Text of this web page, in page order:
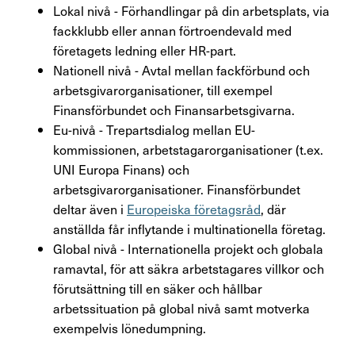
Lokal nivå - Förhandlingar på din arbetsplats, via
fackklubb eller annan förtroendevald med
företagets ledning eller HR-part.
Nationell nivå - Avtal mellan fackförbund och
arbetsgivarorganisationer, till exempel
Finansförbundet och Finansarbetsgivarna.
Eu-nivå - Trepartsdialog mellan EU-
kommissionen, arbetstagarorganisationer (t.ex.
UNI Europa Finans) och
arbetsgivarorganisationer. Finansförbundet
deltar även i Europeiska företagsråd, där
anställda får inflytande i multinationella företag.
Global nivå - Internationella projekt och globala
ramavtal, för att säkra arbetstagares villkor och
förutsättning till en säker och hållbar
arbetssituation på global nivå samt motverka
exempelvis lönedumpning.